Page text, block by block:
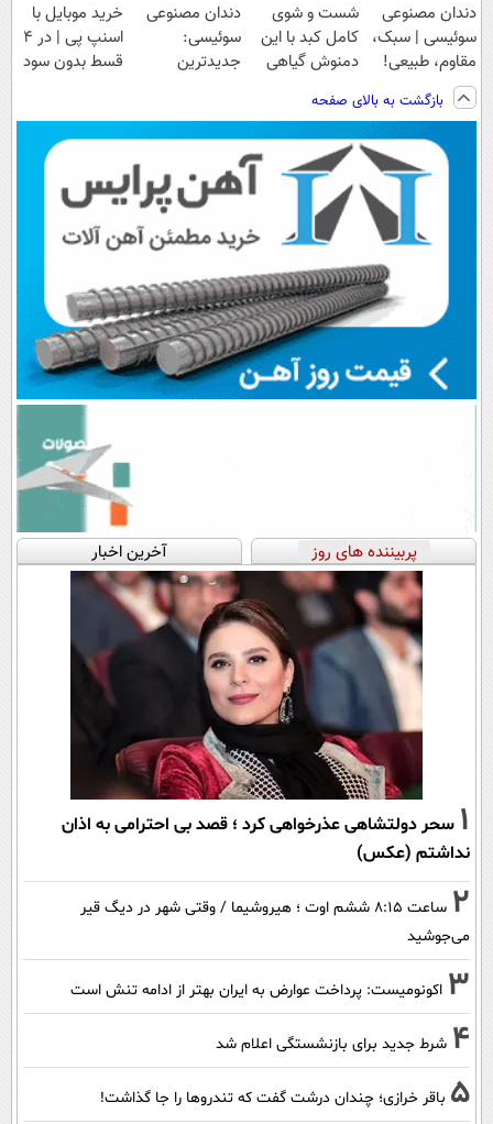
دندان مصنوعی
سوئیسی | سبک،
مقاوم، طبیعی!
ویزیت
رایگان+پرداخت
اقساطی😍
شست و شوی
کامل کبد با این
دمنوش گیاهی
دندان مصنوعی
سوئیسی:
جدیدترین
پرداخت قسطی
خرید موبایل با
اسنپ پی | در ۴
قسط بدون سود
بازگشت به بالای صفحه
پربیننده های روز آخرین اخبار
1 سحر دولتشاهی عذرخواهی کرد ؛ قصد بی احترامی به اذان
نداشتم (عکس)
2
ساعت ۸:۱۵ ششم اوت ؛ هیروشیما / وقتی شهر در دیگ قیر
می‌جوشید
3 اکونومیست: پرداخت عوارض به ایران بهتر از ادامه تنش است
4 شرط جدید برای بازنشستگی اعلام شد
5 باقر خرازی؛ چندان درشت گفت که تندروها را جا گذاشت!